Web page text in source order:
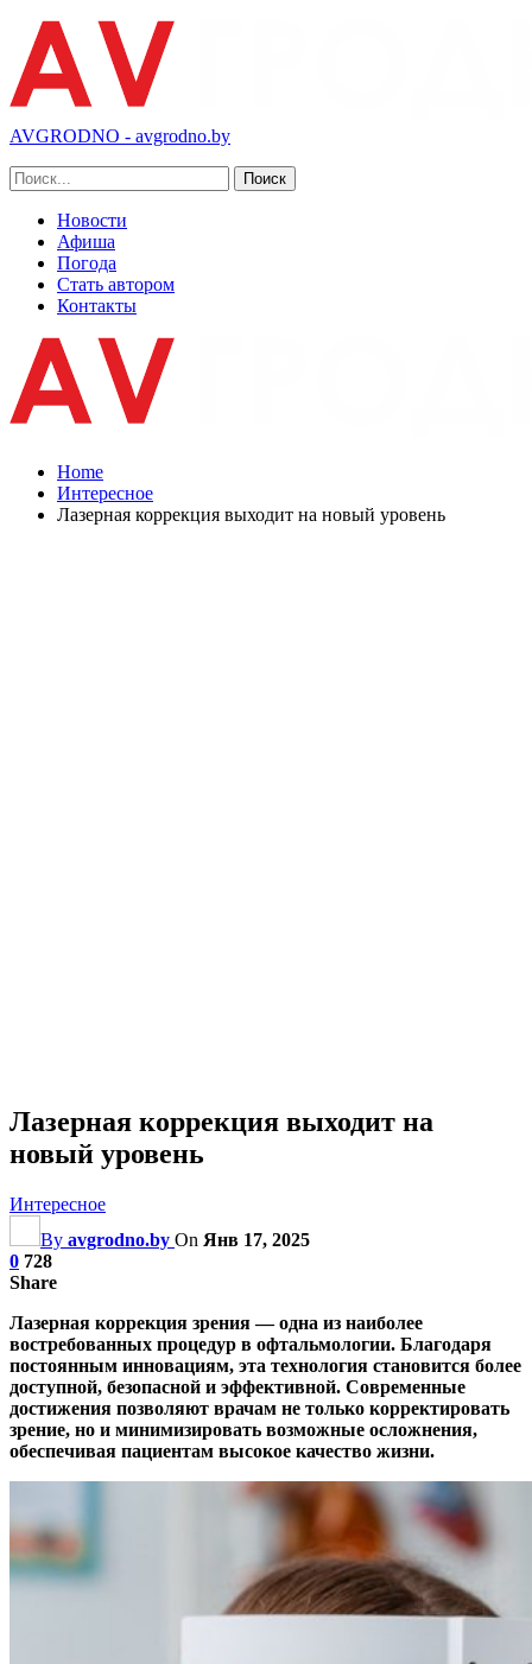
AVGRODNO - avgrodno.by
Новости
Афиша
Погода
Стать автором
Контакты
Home
Интересное
Лазерная коррекция выходит на новый уровень
Лазерная коррекция выходит на
новый уровень
Интересное
By avgrodno.by On Янв 17, 2025
0 728
Share
Лазерная коррекция зрения — одна из наиболее
востребованных процедур в офтальмологии. Благодаря
постоянным инновациям, эта технология становится более
доступной, безопасной и эффективной. Современные
достижения позволяют врачам не только корректировать
зрение, но и минимизировать возможные осложнения,
обеспечивая пациентам высокое качество жизни.